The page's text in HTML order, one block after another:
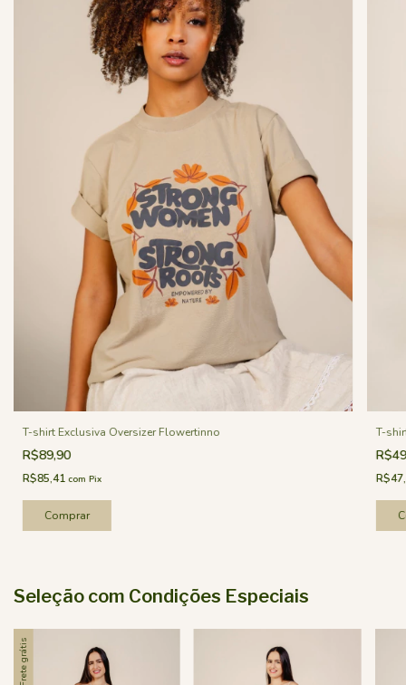
T-shirt Exclusiva Oversizer Flowertinno
R$89,90
R$85,41 com Pix
Comprar
T-
Seleção com Condições Especiais
Frete grátis